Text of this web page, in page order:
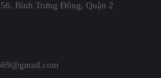
Bình Trưng Đông, Quận 2